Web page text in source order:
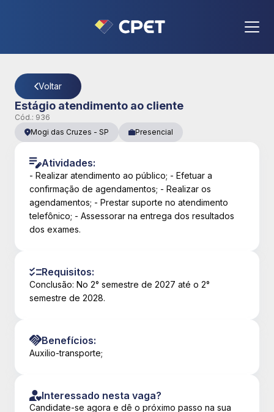
Voltar
Estágio atendimento ao cliente
Cód.: 936
Mogi das Cruzes - SP Presencial
Atividades:
- Realizar atendimento ao público; - Efetuar a
confirmação de agendamentos; - Realizar os
agendamentos; - Prestar suporte no atendimento
telefônico; - Assessorar na entrega dos resultados
dos exames.
Requisitos:
Conclusão: No 2° semestre de 2027 até o 2°
semestre de 2028.
Benefícios:
Auxilio-transporte;
Interessado nesta vaga?
Candidate-se agora e dê o próximo passo na sua